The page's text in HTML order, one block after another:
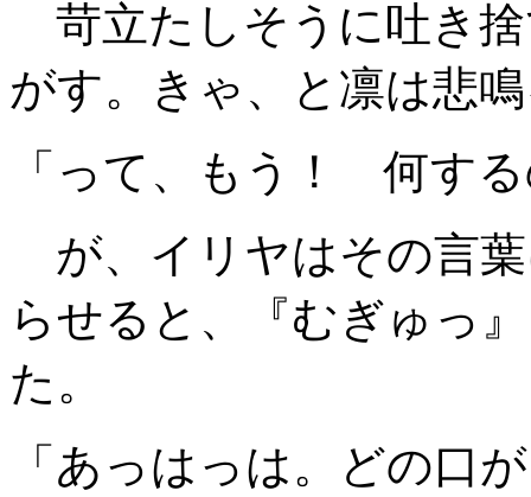
苛立たしそうに吐き
がす。きゃ、と凛は悲
「って、もう！ 何す
が、イリヤはその言
らせると、『むぎゅっ
た。
「あっはっは。どの口